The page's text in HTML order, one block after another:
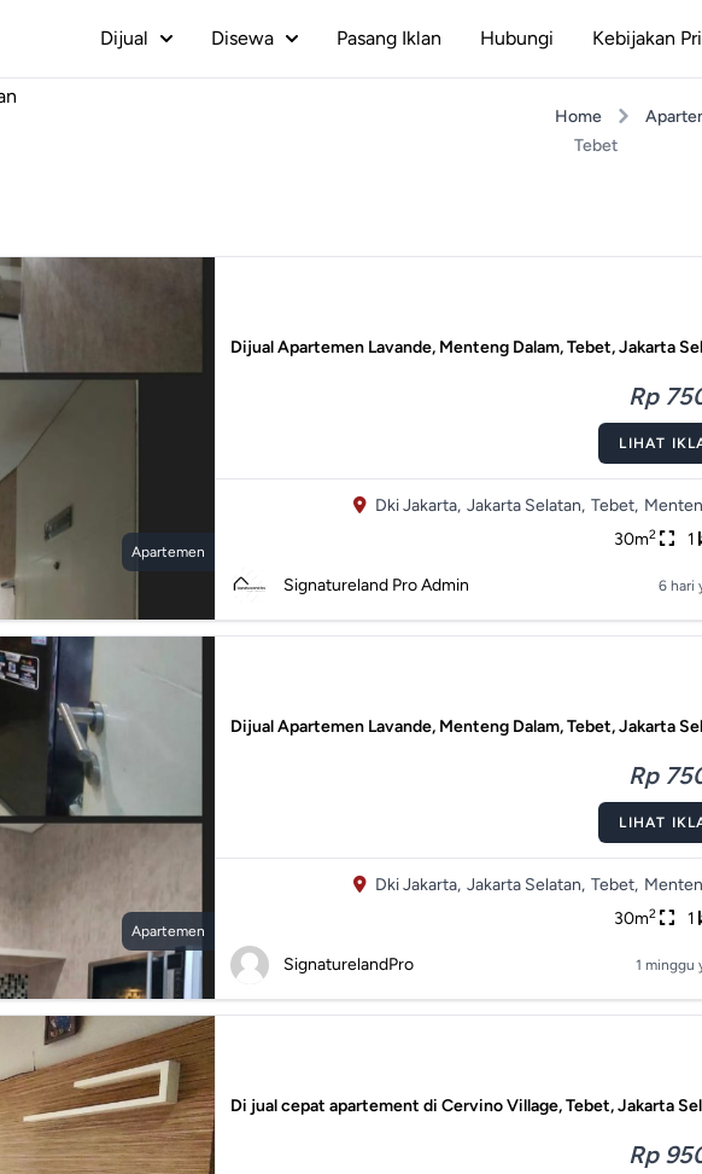
Dijual Disewa Pasang Iklan Hubungi Kebijakan
Home
Tebet
Apartemen
Dijual Apartemen Lavande, Menteng Dalam, Tebet, Jakarta
Rp
LIHAT
Dki Jakarta, Jakarta Selatan, Tebet,
30m2 1
Signatureland Pro Admin 6 hari
Apartemen
Dijual Apartemen Lavande, Menteng Dalam, Tebet, Jakarta
Rp
LIHAT
Dki Jakarta, Jakarta Selatan, Tebet,
30m2 1
SignaturelandPro 1 minggu
Di jual cepat apartement di Cervino Village, Tebet, Jakarta
Rp